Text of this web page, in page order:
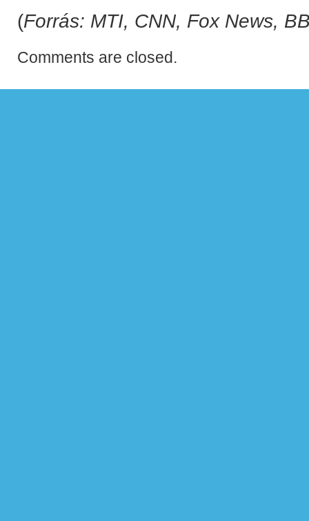
(Forrás: MTI, CNN, Fox News,
Comments are closed.